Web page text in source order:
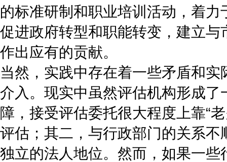
的标准研制和职业培训活动，着
促进政府转型和职能转变，建立
作出应有的贡献。
当然，实践中存在着一些矛盾和
介入。现实中虽然评估机构形成
障，接受评估委托很大程度上靠“
评估；其二，与行政部门的关系
独立的法人地位。然而，如果一些